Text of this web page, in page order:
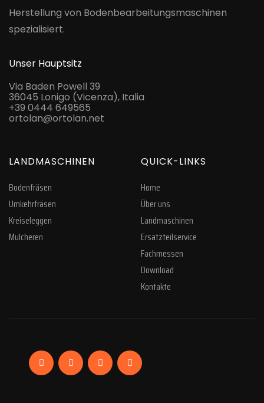
Herstellung von Bodenbearbeitungsmaschinen
spezialisiert.
Unser Hauptsitz
Via Baden Powell 39
36045 Lonigo (Vicenza), Italia
+39 0444 649565
ortolan@ortolan.net
LANDMASCHINEN
Bodenfräsen
Umkehrfräsen
Kreiseleggen
Mulcheren
QUICK-LINKS
Home
Über uns
Landmaschinen
Ersatzteilservice
Fachmessen
Download
Kontakte
FacebookLinkedinInstagramYouTube